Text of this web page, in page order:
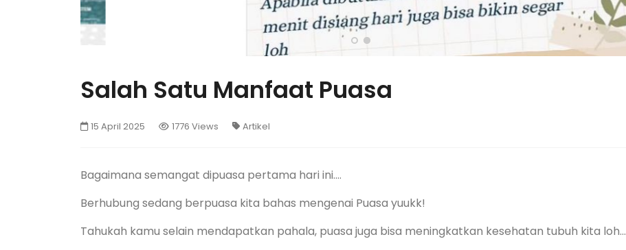
Salah Satu Manfaat Puasa
15 April 2025 1776 Views Artikel
Bagaimana semangat dipuasa pertama hari ini....
Berhubung sedang berpuasa kita bahas mengenai Puasa yuukk!
Tahukah kamu selain mendapatkan pahala, puasa juga bisa meningkatkan kesehatan tubuh kita loh...